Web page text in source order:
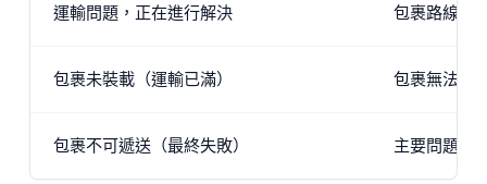
運輸問題，正在進行解決 包裹路線上
包裹未裝載（運輸已滿） 包裹無法裝
包裹不可遞送（最終失敗） 主要問題阻